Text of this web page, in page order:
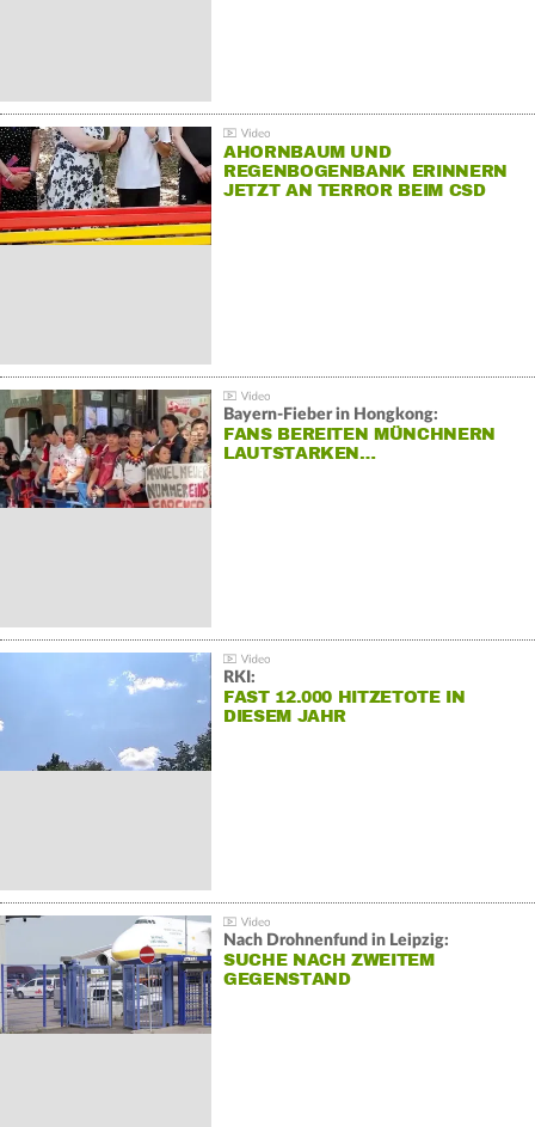
AHORNBAUM UND
REGENBOGENBANK ERINNERN
JETZT AN TERROR BEIM CSD
Bayern-Fieber in Hongkong:
FANS BEREITEN MÜNCHNERN
LAUTSTARKEN…
RKI:
FAST 12.000 HITZETOTE IN
DIESEM JAHR
Nach Drohnenfund in Leipzig:
SUCHE NACH ZWEITEM
GEGENSTAND